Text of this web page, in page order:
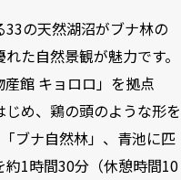
の天然湖沼がブナ林の
た自然景観が魅力です。
産館 キョロロ」を拠点
め、鶏の頭のような形を
ブナ自然林」、青池に匹
1時間30分（休憩時間10